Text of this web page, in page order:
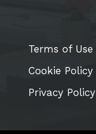
Terms of Use
Cookie Policy
Privacy Policy